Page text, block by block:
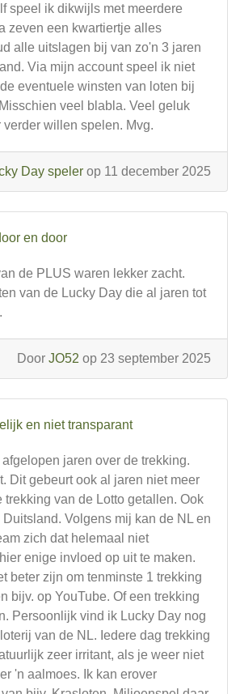
speel ik dikwijls met meerdere
zeven een kwartiertje alles
alle uitslagen bij van zo'n 3 jaren
Via mijn account speel ik niet
eventuele winsten van loten bij
veel blabla. Veel geluk
verder willen spelen. Mvg.
Day speler op 11 december 2025
en door
de PLUS waren lekker zacht.
van de Lucky Day die al jaren tot
Door JO52 op 23 september 2025
en niet transparant
jaren over de trekking.
Dit gebeurt ook al jaren niet meer
trekking van de Lotto getallen. Ook
Duitsland. Volgens mij kan de NL en
zich dat helemaal niet
enige invloed op uit te maken.
beter zijn om tenminste 1 trekking
bijv. op YouTube. Of een trekking
Persoonlijk vind ik Lucky Day nog
van de NL. Iedere dag trekking
zeer irritant, als je weer niet
'n aalmoes. Ik kan erover